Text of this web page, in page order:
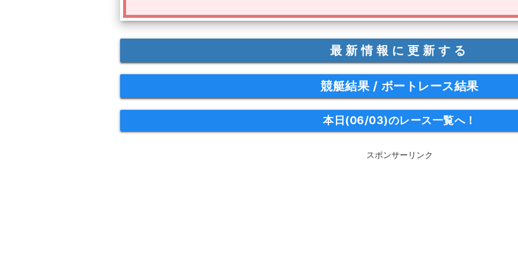
最新情報に更新する
競艇結果 / ボートレース結果
本日(06/03)のレース一覧へ！
スポンサーリンク